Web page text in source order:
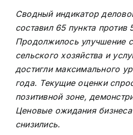
Сводный индикатор
составил 65 пункта против
Продолжилось улучшение
сельского хозяйства и
достигли максимального
года. Текущие оценки
позитивной зоне,
Ценовые ожидания
снизились.